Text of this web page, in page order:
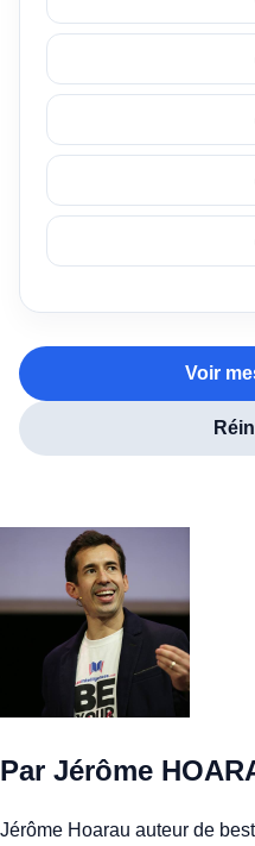
Voir
Par Jérôme
Jérôme Hoarau auteur de